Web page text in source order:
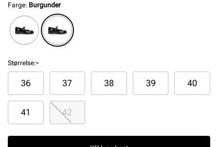
med topp komfort.
Farge: Burgunder
Størrelse:-
36 37 38 39 40
41 42